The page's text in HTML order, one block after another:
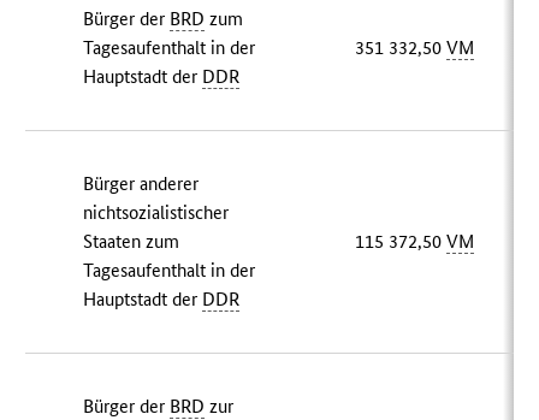
Bürger der BRD zum
Tagesaufenthalt in der
Hauptstadt der DDR
351 332,50VM
Bürger anderer
nichtsozialistischer
Staaten zum
Tagesaufenthalt in der
Hauptstadt der DDR
115 372,50VM
Bürger der BRD zur